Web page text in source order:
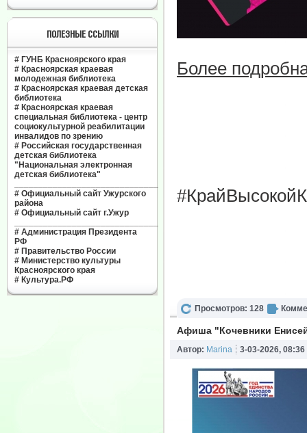
ПОЛЕЗНЫЕ ССЫЛКИ
# ГУНБ Красноярского края
# Красноярская краевая
молодежная библиотека
# Красноярская краевая детская
библиотека
# Красноярская краевая
специальная библиотека - центр
социокультурной реабилитации
инвалидов по зрению
# Российская государственная
детская библиотека
"Национальная электронная
детская библиотека"
# Официальный сайт Ужурского
района
# Официальный сайт г.Ужур
# Администрация Президента
РФ
# Правительство России
# Министерство культуры
Красноярского края
# Культура.РФ
Более
Просмотров: 128
Афиша "Кочевники
Автор: Marina 3-03-2026, 08:36